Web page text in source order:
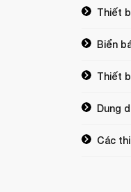
Thiết
Biển
Thiết
Dung
Các